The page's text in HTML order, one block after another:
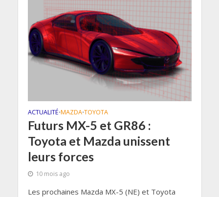
ACTUALITÉ•MAZDA•TOYOTA
Futurs MX-5 et GR86 :
Toyota et Mazda unissent
leurs forces
10 mois ago
Les prochaines Mazda MX-5 (NE) et Toyota